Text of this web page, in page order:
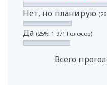
Нет, но планирую
Да (25%, 1 971 Голосов)
Всего